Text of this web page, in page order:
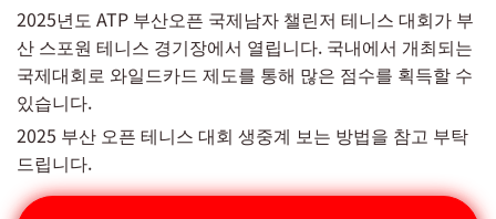
2025년도 ATP 부산오픈 국제남자 챌린저 테니스 대회가 부
산 스포원 테니스 경기장에서 열립니다. 국내에서 개최되는
국제대회로 와일드카드 제도를 통해 많은 점수를 획득할 수
있습니다.
2025 부산 오픈 테니스 대회 생중계 보는 방법을 참고 부탁
드립니다.